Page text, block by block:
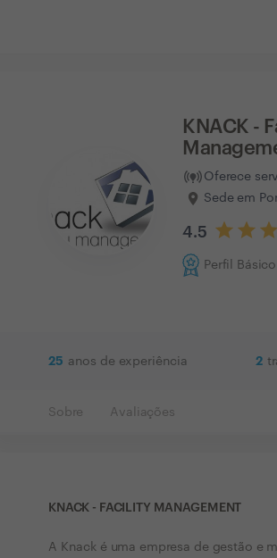
KNACK -
Oferece
Sede em
4.5
Perfil Básico
25 anos de experiência 2
Sobre Avaliações
KNACK - FACILITY MANAGEMENT
A Knack é uma empresa de gestão e